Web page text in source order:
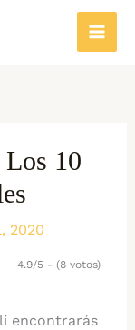
10
2020
4.9/5 - (8 votos)
encontrarás